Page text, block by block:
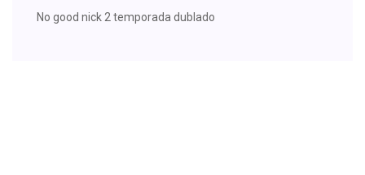
No good nick 2 temporada dublado